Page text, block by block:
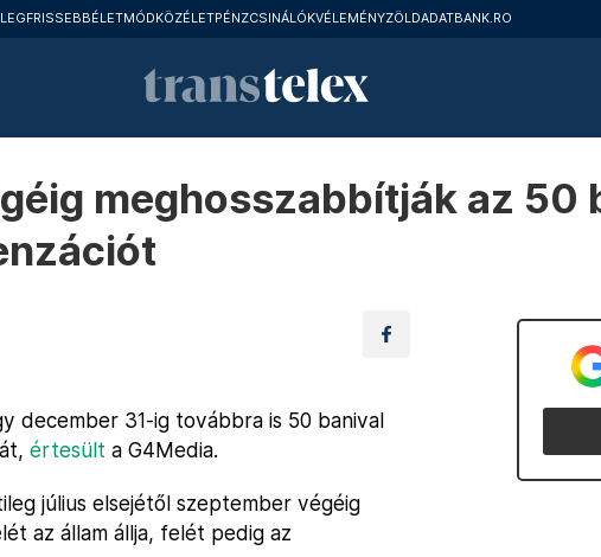
LEGFRISSEBBÉLETMÓDKÖZÉLETPÉNZCSINÁLÓKVÉLEMÉNYZÖLDADATBANK.RO
meghosszabbítják az 50
december 31-ig továbbra is 50 banival
értesült a G4Media.
július elsejétől szeptember végéig
az állam állja, felét pedig az